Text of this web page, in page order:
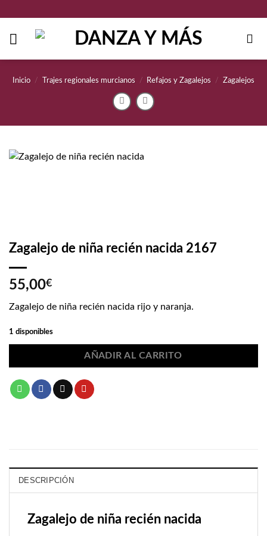
contenido
Inicio / Trajes regionales murcianos / Refajos y Zagalejos / Zagalejos
Zagalejo de niña recién nacida 2167
55,00€
Zagalejo de niña recién nacida rijo y naranja.
1 disponibles
AÑADIR AL CARRITO
DESCRIPCIÓN
Zagalejo de niña recién nacida